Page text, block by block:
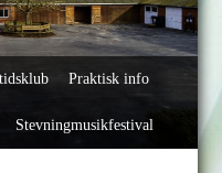
Praktisk info
Stevningmusikfestival